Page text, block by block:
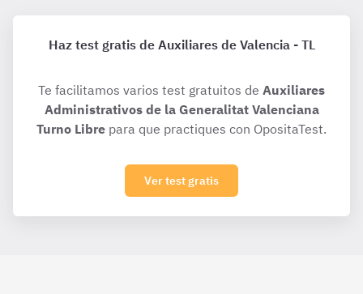
Haz test gratis de Auxiliares de Valencia - TL
Te facilitamos varios test gratuitos de Auxiliares
Administrativos de la Generalitat Valenciana
Turno Libre para que practiques con OpositaTest.
Ver test gratis